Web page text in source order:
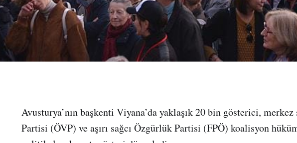
Avusturya’nın başkenti Viyana’da yaklaşık 20 bin gösterici,
Partisi (ÖVP) ve aşırı sağcı Özgürlük Partisi (FPÖ) koalisyon